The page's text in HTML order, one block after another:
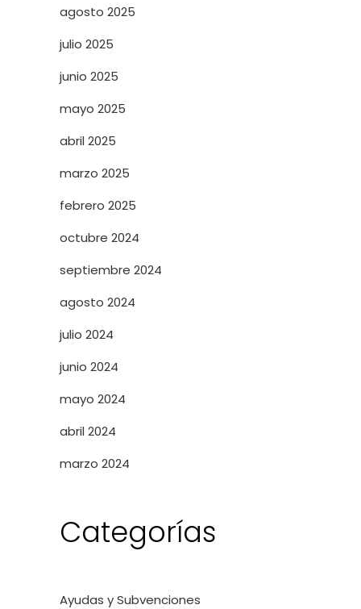
agosto 2025
julio 2025
junio 2025
mayo 2025
abril 2025
marzo 2025
febrero 2025
octubre 2024
septiembre 2024
agosto 2024
julio 2024
junio 2024
mayo 2024
abril 2024
marzo 2024
Categorías
Ayudas y Subvenciones